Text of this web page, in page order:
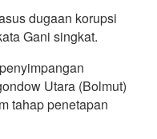
dugaan korupsi
Gani singkat.
Utara (Bolmut)
tahap penetapan